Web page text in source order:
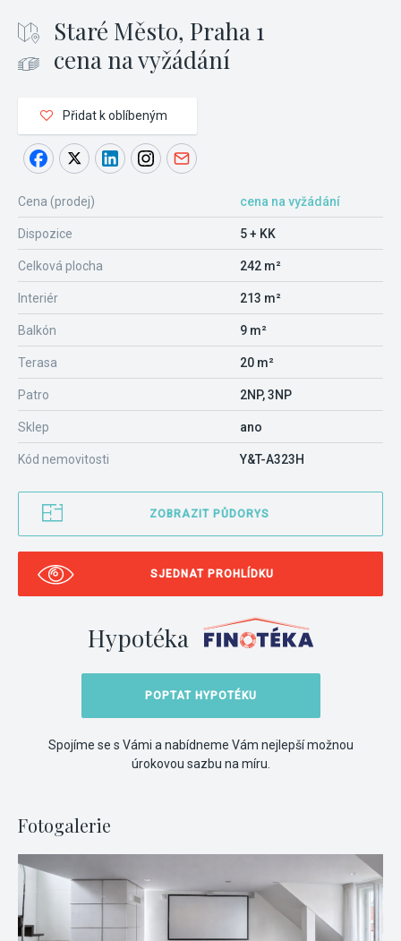
Staré Město, Praha 1
cena na vyžádání
Přidat k oblíbeným
Cena (prodej) cena na vyžádání
Dispozice 5 + KK
Celková plocha 242 m²
Interiér 213 m²
Balkón 9 m²
Terasa 20 m²
Patro 2NP, 3NP
Sklep ano
Kód nemovitosti Y&T-A323H
ZOBRAZIT PŮDORYS
SJEDNAT PROHLÍDKU
Hypotéka
POPTAT HYPOTÉKU
Spojíme se s Vámi a nabídneme Vám nejlepší možnou
úrokovou sazbu na míru.
Fotogalerie